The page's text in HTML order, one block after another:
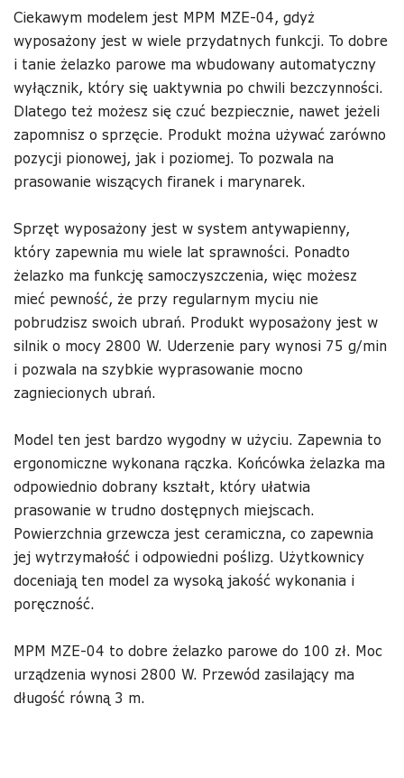
Ciekawym modelem jest MPM MZE-04, gdyż
wyposażony jest w wiele przydatnych funkcji. To dobre
i tanie żelazko parowe ma wbudowany automatyczny
wyłącznik, który się uaktywnia po chwili bezczynności.
Dlatego też możesz się czuć bezpiecznie, nawet jeżeli
zapomnisz o sprzęcie. Produkt można używać zarówno
pozycji pionowej, jak i poziomej. To pozwala na
prasowanie wiszących firanek i marynarek.
Sprzęt wyposażony jest w system antywapienny,
który zapewnia mu wiele lat sprawności. Ponadto
żelazko ma funkcję samoczyszczenia, więc możesz
mieć pewność, że przy regularnym myciu nie
pobrudzisz swoich ubrań. Produkt wyposażony jest w
silnik o mocy 2800 W. Uderzenie pary wynosi 75 g/min
i pozwala na szybkie wyprasowanie mocno
zagniecionych ubrań.
Model ten jest bardzo wygodny w użyciu. Zapewnia to
ergonomiczne wykonana rączka. Końcówka żelazka ma
odpowiednio dobrany kształt, który ułatwia
prasowanie w trudno dostępnych miejscach.
Powierzchnia grzewcza jest ceramiczna, co zapewnia
jej wytrzymałość i odpowiedni poślizg. Użytkownicy
doceniają ten model za wysoką jakość wykonania i
poręczność.
MPM MZE-04 to dobre żelazko parowe do 100 zł. Moc
urządzenia wynosi 2800 W. Przewód zasilający ma
długość równą 3 m.